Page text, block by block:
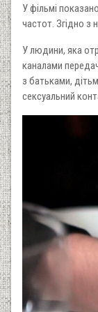
У фільмі
частот. Згідно з
У людини, яка
каналами
з батьками,
сексуальний